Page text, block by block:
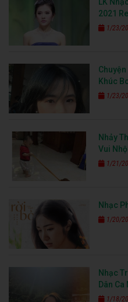
2021
1/23/
Khúc
1/23/
Nhảy
Vui
1/21/
Nhạc
1/20/
Nhạc
Dân Ca
1/18/